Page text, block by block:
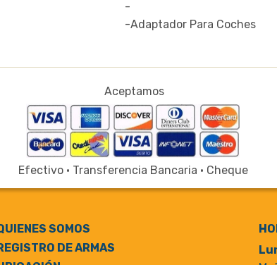
-
-Adaptador Para Coches
Aceptamos
Efectivo · Transferencia Bancaria · Cheque
SOMOS
DE ARMAS